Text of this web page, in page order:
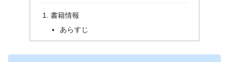
書籍情報
あらすじ